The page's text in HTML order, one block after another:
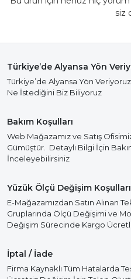
siz
Türkiye’de Alyansa Yön
Türkiye’de Alyansa Yön
Ne İstediğini Biz Biliyoruz
Bakım Koşulları
Web Mağazamız ve Satış
Gümüştür. Detaylı Bilgi İçin
İnceleyebilirsiniz
Yüzük Ölçü Değişim Koşulları
E-Mağazamızdan Satın Alınan
Gruplarında Ölçü Değişimi ve
Değişim Sürecinde Kargo
İptal / İade
Firma Kaynaklı Tüm Hatalarda